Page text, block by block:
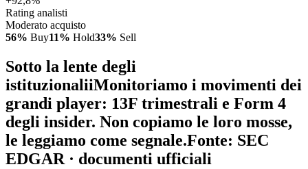
Rating analisti
Moderato acquisto
56% Buy11% Hold33% Sell
Sotto la lente degli
istituzionaliiMonitoriamo i movimenti dei
grandi player: 13F trimestrali e Form 4
degli insider. Non copiamo le loro mosse,
le leggiamo come segnale.Fonte: SEC
EDGAR · documenti ufficiali